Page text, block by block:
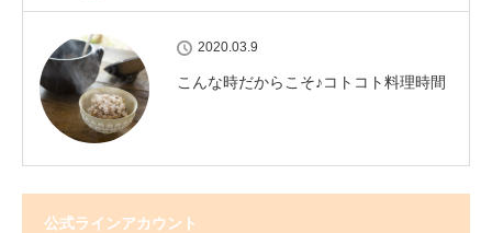
2020.03.9
こんな時だからこそ♪コトコト料理時間
公式ラインアカウント